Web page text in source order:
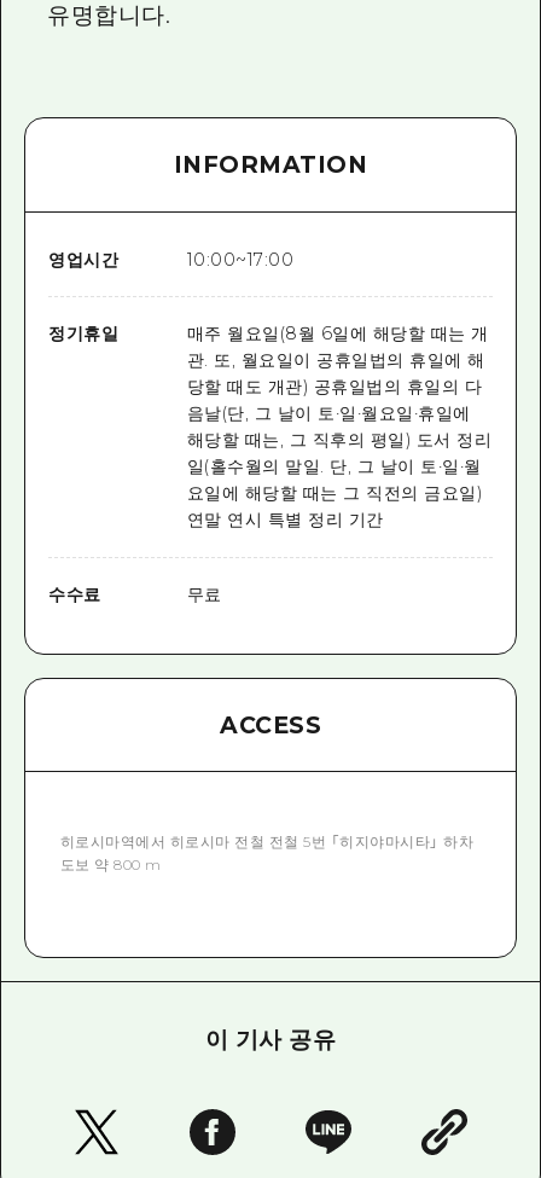
유명합니다.
INFORMATION
영업시간 10:00~17:00
정기휴일
매주 월요일(8월 6일에 해당할 때는 개
관. 또, 월요일이 공휴일법의 휴일에 해
당할 때도 개관) 공휴일법의 휴일의 다
음날(단, 그 날이 토·일·월요일·휴일에
해당할 때는, 그 직후의 평일) 도서 정리
일(홀수월의 말일. 단, 그 날이 토·일·월
요일에 해당할 때는 그 직전의 금요일)
연말 연시 특별 정리 기간
수수료 무료
ACCESS
히로시마역에서 히로시마 전철 전철 5번 「히지야마시타」 하차
도보 약 800 m
이 기사 공유